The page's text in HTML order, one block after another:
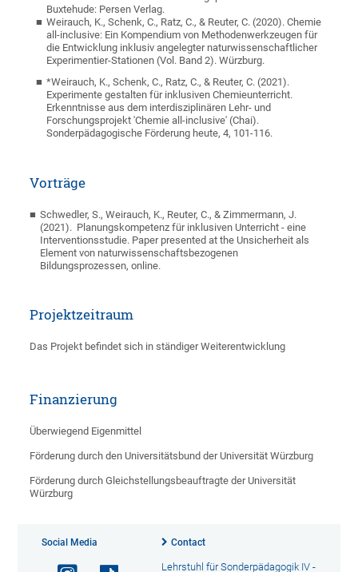
Buxtehude: Persen Verlag.
Weirauch, K., Schenk, C., Ratz, C., & Reuter, C. (2020). Chemie
all-inclusive: Ein Kompendium von Methodenwerkzeugen für
die Entwicklung inklusiv angelegter naturwissenschaftlicher
Experimentier-Stationen (Vol. Band 2). Würzburg.
*Weirauch, K., Schenk, C., Ratz, C., & Reuter, C. (2021).
Experimente gestalten für inklusiven Chemieunterricht.
Erkenntnisse aus dem interdisziplinären Lehr- und
Forschungsprojekt 'Chemie all-inclusive' (Chai).
Sonderpädagogische Förderung heute, 4, 101-116.
Vorträge
Schwedler, S., Weirauch, K., Reuter, C., & Zimmermann, J.
(2021). Planungskompetenz für inklusiven Unterricht - eine
Interventionsstudie. Paper presented at the Unsicherheit als
Element von naturwissenschaftsbezogenen
Bildungsprozessen, online.
Projektzeitraum
Das Projekt befindet sich in ständiger Weiterentwicklung
Finanzierung
Überwiegend Eigenmittel
Förderung durch den Universitätsbund der Universität Würzburg
Förderung durch Gleichstellungsbeauftragte der Universität
Würzburg
Social Media Contact
Lehrstuhl für Sonderpädagogik IV -